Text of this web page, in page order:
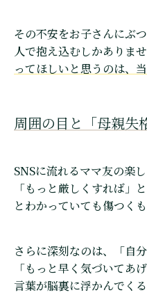
その不安をお子さんにぶ
人で抱え込むしかありませ
ってほしいと思うのは、当
周囲の目と「母親失
SNSに流れるママ友の楽
「もっと厳しくすれば」
とわかっていても傷つくも
さらに深刻なのは、「自
「もっと早く気づいてあ
言葉が脳裏に浮かんでくる